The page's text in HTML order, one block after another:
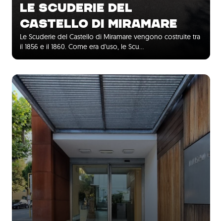
LE SCUDERIE DEL
CASTELLO DI MIRAMARE
Le Scuderie del Castello di Miramare vengono costruite tra
il 1856 e il 1860. Come era d'uso, le Scu…